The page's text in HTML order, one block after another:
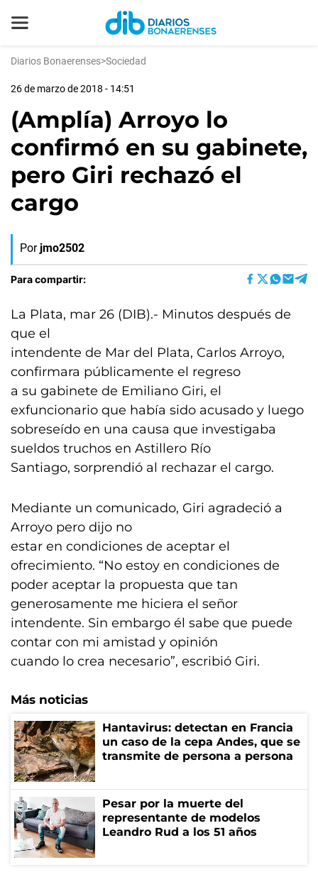
Diarios Bonaerenses>Sociedad
26 de marzo de 2018 - 14:51
(Amplía) Arroyo lo
confirmó en su gabinete,
pero Giri rechazó el
cargo
Por jmo2502
Para compartir:
La Plata, mar 26 (DIB).- Minutos después de
que el
intendente de Mar del Plata, Carlos Arroyo,
confirmara públicamente el regreso
a su gabinete de Emiliano Giri, el
exfuncionario que había sido acusado y luego
sobreseído en una causa que investigaba
sueldos truchos en Astillero Río
Santiago, sorprendió al rechazar el cargo.
Mediante un comunicado, Giri agradeció a
Arroyo pero dijo no
estar en condiciones de aceptar el
ofrecimiento. “No estoy en condiciones de
poder aceptar la propuesta que tan
generosamente me hiciera el señor
intendente. Sin embargo él sabe que puede
contar con mi amistad y opinión
cuando lo crea necesario”, escribió Giri.
Más noticias
Hantavirus: detectan en Francia
un caso de la cepa Andes, que se
transmite de persona a persona
Pesar por la muerte del
representante de modelos
Leandro Rud a los 51 años